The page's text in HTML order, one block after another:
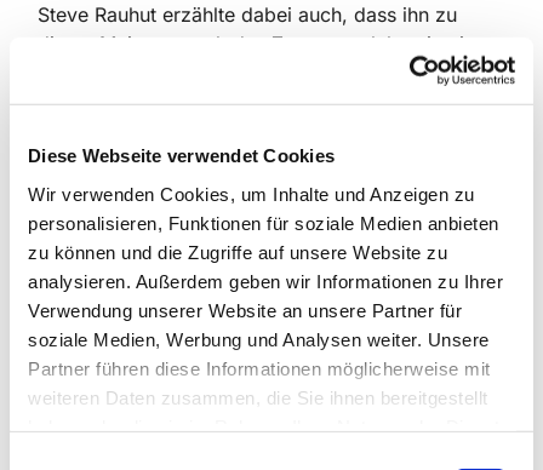
Diese Webseite verwendet Cookies
Wir verwenden Cookies, um Inhalte und Anzeigen zu
personalisieren, Funktionen für soziale Medien anbieten
zu können und die Zugriffe auf unsere Website zu
analysieren. Außerdem geben wir Informationen zu Ihrer
Verwendung unserer Website an unsere Partner für
soziale Medien, Werbung und Analysen weiter. Unsere
Partner führen diese Informationen möglicherweise mit
weiteren Daten zusammen, die Sie ihnen bereitgestellt
Steve Rauhut erzählte dabei auch, dass ihn zu
dieser Meinung auch das Zusammenleben in einer
Kommune in Niedersachsen gebracht habe und der
gemeinsame Protest gegen einen nahegelegenen
Menschen schade, denn er selbst habe in Kinder-
und Jugendjahren diesbezüglich keine
Hemmungen gehabt und habe erst später das
Prinzip der Gewaltlosigkeit gelernt.
Diese Sicht konnte prinzipiell auch der
systematische Theologe, der in den USA
aufgewachsen ist, anerkennen. Er betonte aber
stärker, dass es schon auch militärischer Sicherung